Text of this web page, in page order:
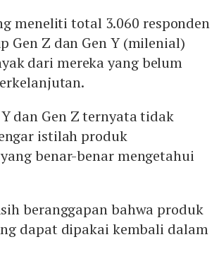
meneliti total 3.060 responden
Gen Z dan Gen Y (milenial)
dari mereka yang belum
dan Gen Z ternyata tidak
istilah produk
benar-benar mengetahui
beranggapan bahwa produk
dapat dipakai kembali dalam